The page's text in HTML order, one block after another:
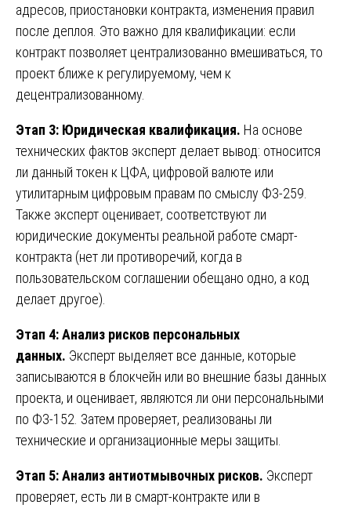
адресов, приостановки контракта, изменения правил
после деплоя. Это важно для квалификации: если
контракт позволяет централизованно вмешиваться, то
проект ближе к регулируемому, чем к
децентрализованному.
Этап 3: Юридическая квалификация. На основе
технических фактов эксперт делает вывод: относится
ли данный токен к ЦФА, цифровой валюте или
утилитарным цифровым правам по смыслу ФЗ-259.
Также эксперт оценивает, соответствуют ли
юридические документы реальной работе смарт-
контракта (нет ли противоречий, когда в
пользовательском соглашении обещано одно, а код
делает другое).
Этап 4: Анализ рисков персональных
данных. Эксперт выделяет все данные, которые
записываются в блокчейн или во внешние базы данных
проекта, и оценивает, являются ли они персональными
по ФЗ-152. Затем проверяет, реализованы ли
технические и организационные меры защиты.
Этап 5: Анализ антиотмывочных рисков. Эксперт
проверяет, есть ли в смарт-контракте или в